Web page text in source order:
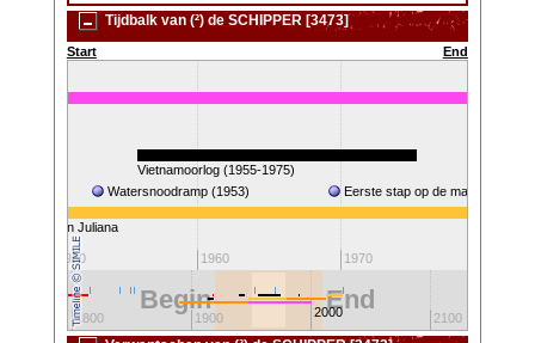
Tijdbalk van (²) de SCHIPPER [3473]
Start End
1950 1960 1970
Eerste stap op de maan (1969)
Vietnamoorlog (1955-1975)
Watersnoodramp (1953)
Koningin Juliana
1800 1900 2000 2100
Begin End